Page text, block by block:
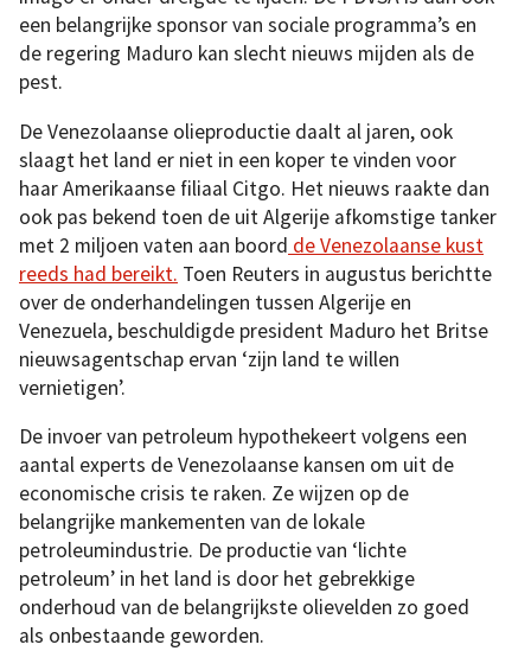
een belangrijke sponsor van sociale programma’s en
de regering Maduro kan slecht nieuws mijden als de
pest.
De Venezolaanse olieproductie daalt al jaren, ook
slaagt het land er niet in een koper te vinden voor
haar Amerikaanse filiaal Citgo. Het nieuws raakte dan
ook pas bekend toen de uit Algerije afkomstige tanker
met 2 miljoen vaten aan boord de Venezolaanse kust
reeds had bereikt. Toen Reuters in augustus berichtte
over de onderhandelingen tussen Algerije en
Venezuela, beschuldigde president Maduro het Britse
nieuwsagentschap ervan ‘zijn land te willen
vernietigen’.
De invoer van petroleum hypothekeert volgens een
aantal experts de Venezolaanse kansen om uit de
economische crisis te raken. Ze wijzen op de
belangrijke mankementen van de lokale
petroleumindustrie. De productie van ‘lichte
petroleum’ in het land is door het gebrekkige
onderhoud van de belangrijkste olievelden zo goed
als onbestaande geworden.